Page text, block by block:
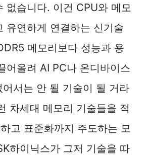
없습니다. 이건 CPU와 메모
유연하게 연결하는 신기술
메모리보다 성능과 용
어올려 AI PC나 온디바이스
서는 안 될 기술이 될 거라
차세대 메모리 기술들을 적
고 표준화까지 주도하는 모
하이닉스가 그저 기술을 따